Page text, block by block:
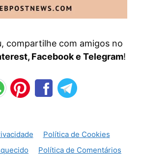
compartilhe com amigos no
Facebook e Telegram!
Política de Cookies
Política de Comentários